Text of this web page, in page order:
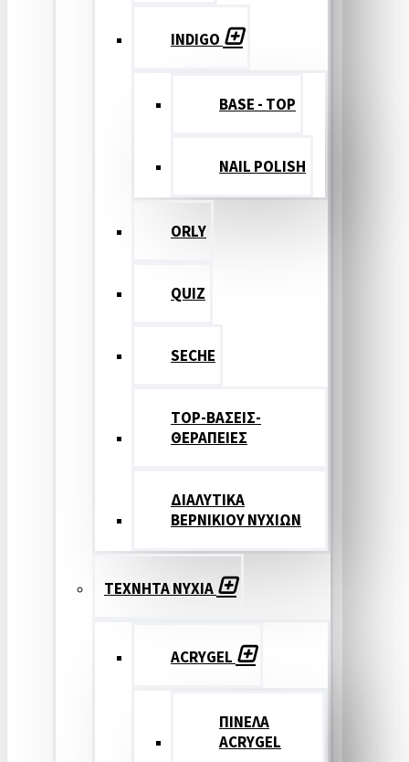
INDIGO
BASE - TOP
NAIL POLISH
ORLY
QUIZ
SECHE
TOP-ΒΑΣΕΙΣ-
ΘΕΡΑΠΕΙΕΣ
ΔΙΑΛΥΤΙΚΑ
ΒΕΡΝΙΚΙΟΥ ΝΥΧΙΩΝ
ΤΕΧΝΗΤΑ ΝΥΧΙΑ
ACRYGEL
ΠΙΝΕΛΑ
ACRYGEL